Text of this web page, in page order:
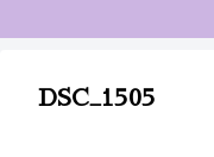
DSC_1505